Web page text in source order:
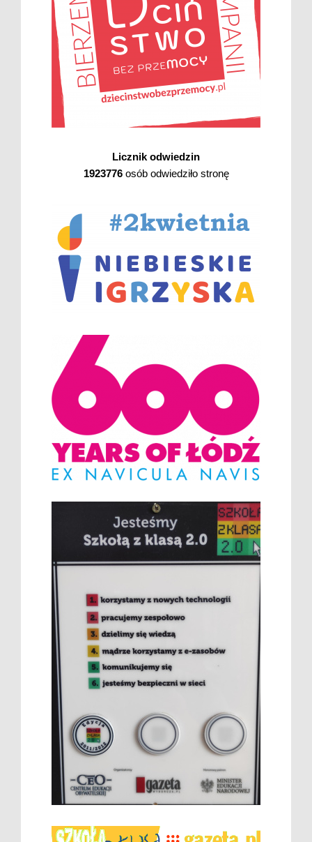
Licznik odwiedzin
1923776osób odwiedziło stronę